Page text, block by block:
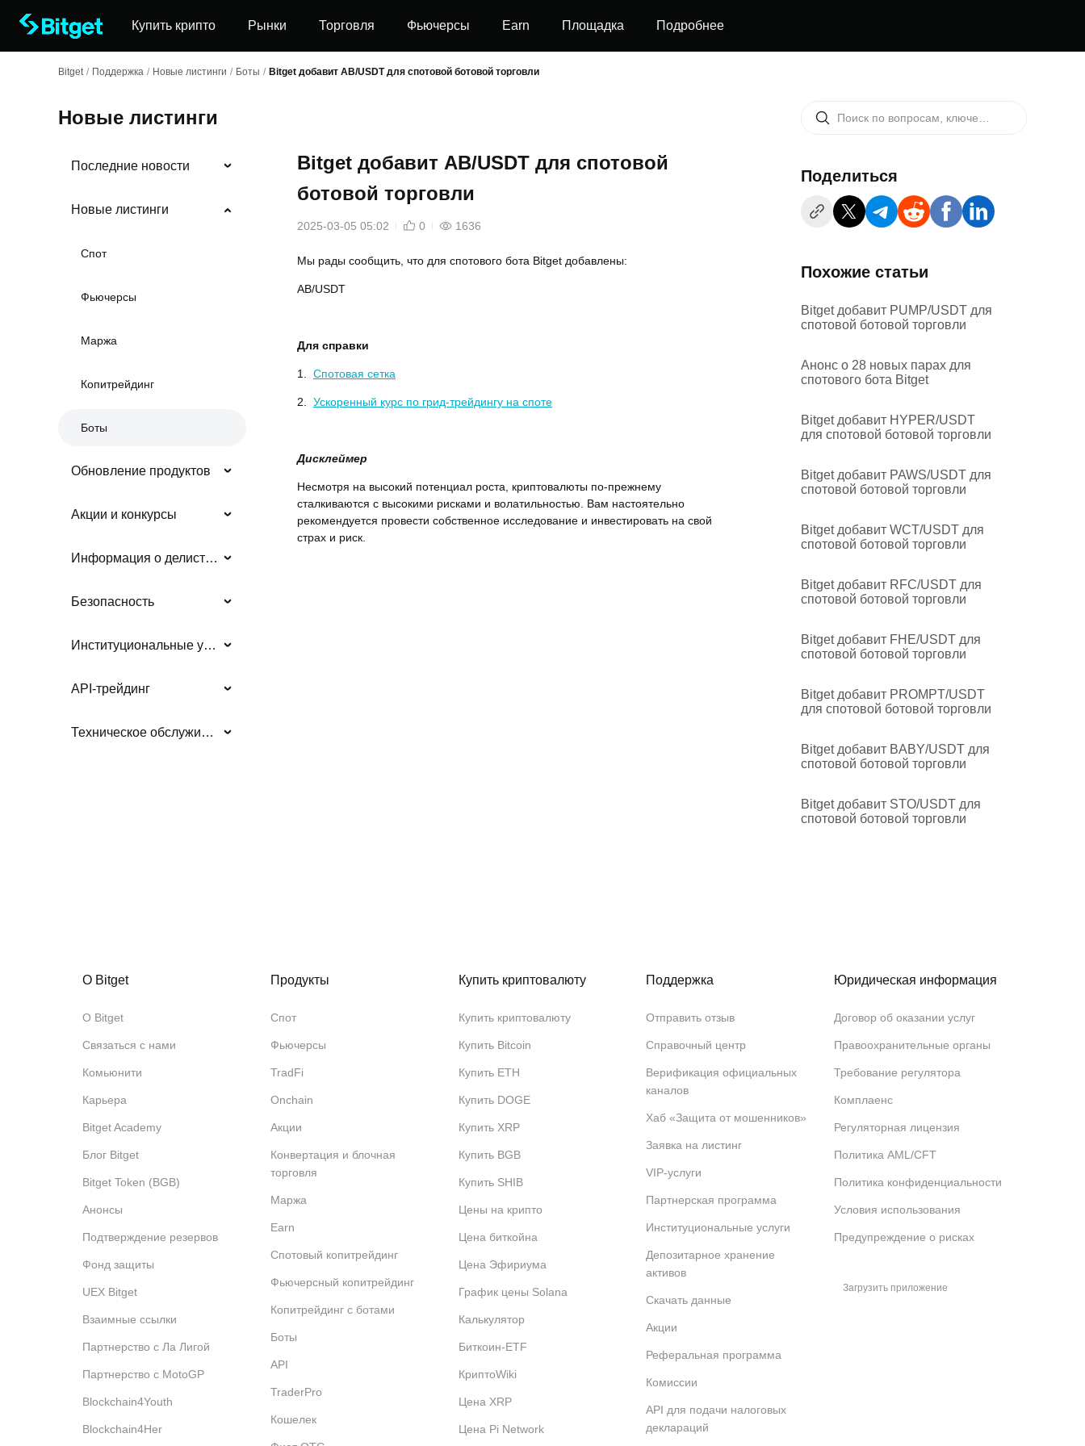
Купить крипто Рынки Торговля Фьючерсы Earn Площадка Подробнее
Bitget / Поддержка / Новые листинги / Боты / Bitget добавит AB/USDT для спотовой ботовой торговли
Новые листинги
Последние новости
Новые листинги
Спот
Фьючерсы
Маржа
Копитрейдинг
Боты
Обновление продуктов
Акции и конкурсы
Информация о делистингах
Безопасность
Институциональные услуги
API-трейдинг
Техническое обслуживание/обновления системы
Bitget добавит AB/USDT для спотовой
ботовой торговли
2025-03-05 05:02 0 1636
Мы рады сообщить, что для спотового бота Bitget добавлены:
AB/USDT
Для справки
1. Спотовая сетка
2. Ускоренный курс по грид-трейдингу на споте
Дисклеймер
Несмотря на высокий потенциал роста, криптовалюты по-прежнему
сталкиваются с высокими рисками и волатильностью. Вам настоятельно
рекомендуется провести собственное исследование и инвестировать на свой
страх и риск.
Поделиться
Похожие статьи
Bitget добавит PUMP/USDT для
спотовой ботовой торговли
Анонс о 28 новых парах для
спотового бота Bitget
Bitget добавит HYPER/USDT
для спотовой ботовой торговли
Bitget добавит PAWS/USDT для
спотовой ботовой торговли
Bitget добавит WCT/USDT для
спотовой ботовой торговли
Bitget добавит RFC/USDT для
спотовой ботовой торговли
Bitget добавит FHE/USDT для
спотовой ботовой торговли
Bitget добавит PROMPT/USDT
для спотовой ботовой торговли
Bitget добавит BABY/USDT для
спотовой ботовой торговли
Bitget добавит STO/USDT для
спотовой ботовой торговли
О Bitget
О Bitget
Связаться с нами
Комьюнити
Карьера
Bitget Academy
Блог Bitget
Bitget Token (BGB)
Анонсы
Подтверждение резервов
Фонд защиты
UEX Bitget
Взаимные ссылки
Партнерство с Ла Лигой
Партнерство с MotoGP
Blockchain4Youth
Blockchain4Her
Продукты
Спот
Фьючерсы
TradFi
Onchain
Акции
Конвертация и блочная
торговля
Маржа
Earn
Спотовый копитрейдинг
Фьючерсный копитрейдинг
Копитрейдинг с ботами
Боты
API
TraderPro
Кошелек
Купить криптовалюту
Купить криптовалюту
Купить Bitcoin
Купить ETH
Купить DOGE
Купить XRP
Купить BGB
Купить SHIB
Цены на крипто
Цена биткойна
Цена Эфириума
График цены Solana
Калькулятор
Биткоин-ETF
КриптоWiki
Цена XRP
Цена Pi Network
Поддержка
Отправить отзыв
Справочный центр
Верификация официальных
каналов
Хаб «Защита от мошенников»
Заявка на листинг
VIP-услуги
Партнерская программа
Институциональные услуги
Депозитарное хранение
активов
Скачать данные
Акции
Реферальная программа
Комиссии
API для подачи налоговых
деклараций
Юридическая информация
Договор об оказании услуг
Правоохранительные органы
Требование регулятора
Комплаенс
Регуляторная лицензия
Политика AML/CFT
Политика конфиденциальности
Условия использования
Предупреждение о рисках
Загрузить приложение